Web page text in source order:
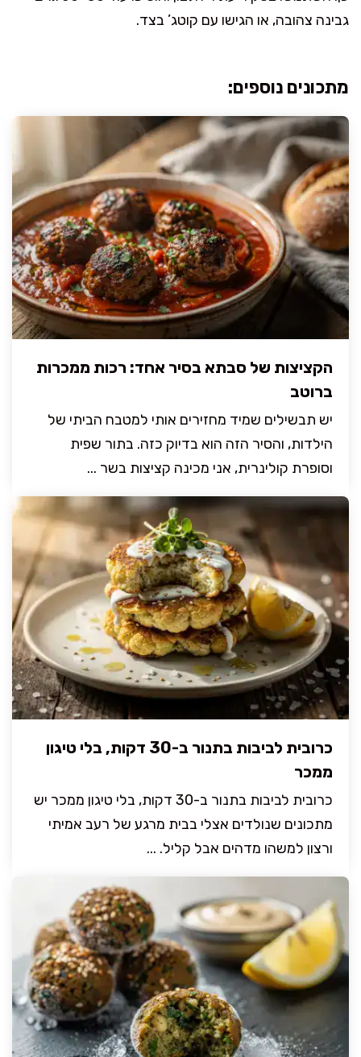
גבינה צהובה, או הגישו עם קוטג’ בצד.
מתכונים נוספים:
הקציצות של סבתא בסיר אחד: רכות ממכרות
ברוטב
יש תבשילים שמיד מחזירים אותי למטבח הביתי של
הילדות, והסיר הזה הוא בדיוק כזה. בתור שפית
וסופרת קולינרית, אני מכינה קציצות בשר ...
כרובית לביבות בתנור ב-30 דקות, בלי טיגון
ממכר
כרובית לביבות בתנור ב-30 דקות, בלי טיגון ממכר יש
מתכונים שנולדים אצלי בבית מרגע של רעב אמיתי
ורצון למשהו מדהים אבל קליל. ...